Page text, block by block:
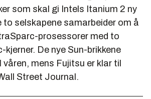
som skal gi Intels Itanium 2 ny
to selskapene samarbeider om å
prosessorer med to
kjerner. De nye Sun-brikkene
mens Fujitsu er klar til
Street Journal.